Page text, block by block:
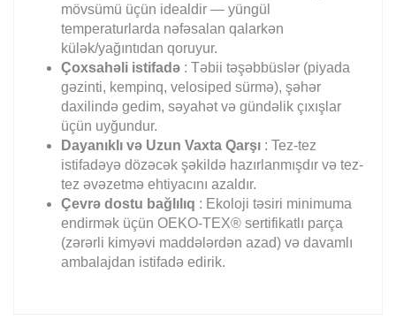
mövsümü üçün idealdir — yüngül
temperaturlarda nəfəsalan qalarkən
külək/yağıntıdan qoruyur.
Çoxsahəli istifadə : Təbii təşəbbüslər (piyada
gəzinti, kempinq, velosiped sürmə), şəhər
daxilində gedim, səyahət və gündəlik çıxışlar
üçün uyğundur.
Dayanıklı və Uzun Vaxta Qarşı : Tez-tez
istifadəyə dözəcək şəkildə hazırlanmışdır və tez-
tez əvəzetmə ehtiyacını azaldır.
Çevrə dostu bağlılıq : Ekoloji təsiri minimuma
endirmək üçün OEKO-TEX® sertifikatlı parça
(zərərli kimyəvi maddələrdən azad) və davamlı
ambalajdan istifadə edirik.